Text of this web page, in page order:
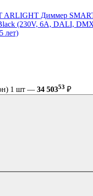
ARLIGHT Диммер
(230V, 6А, DALI,
лет)
1 шт — 34 50353 ₽